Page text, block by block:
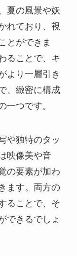
夏の風景や妖
れており、視
とができま
ることで、キ
より一層引き
、緻密に構成
一つです。
や独特のタッ
映像美や音
の要素が加わ
ます。両方の
ることで、そ
できるでしょ